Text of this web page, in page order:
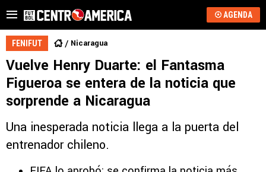
AGENDA
FENIFUT Nicaragua
Vuelve Henry Duarte: el Fantasma
Figueroa se entera de la noticia que
sorprende a Nicaragua
Una inesperada noticia llega a la puerta del
entrenador chileno.